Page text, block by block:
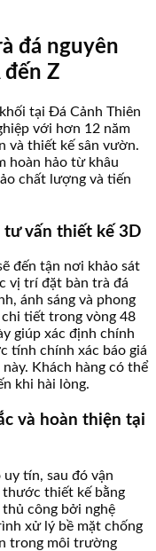
đá nguyên
Z
tại Đá Cảnh Thiên
với hơn 12 năm
và thiết kế sân vườn.
hoàn hảo từ khâu
chất lượng và tiến
tư vấn thiết kế 3D
đến tận nơi khảo sát
vị trí đặt bàn trà đá
ánh sáng và phong
tiết trong vòng 48
giúp xác định chính
tính chính xác báo giá
Khách hàng có thể
khi hài lòng.
và hoàn thiện tại
tín, sau đó vận
thiết kế bằng
công bởi nghệ
xử lý bề mặt chống
trong môi trường